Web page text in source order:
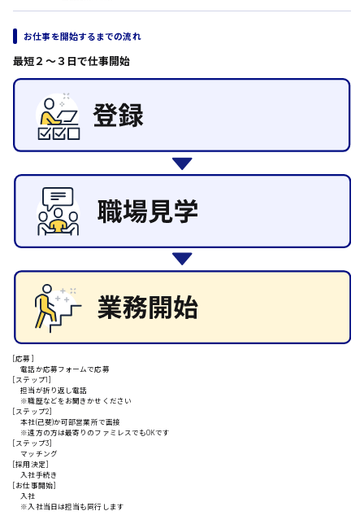
販売
ホール
接客
営業
ラウンダー営業
ルート営業
施設管理・整備
清掃
施工管理
自動車整備士
東広島市
安芸高田市
安芸郡
山口県
日給8000円～
日給10000円以上
お仕事を開始するまでの流れ
最短２〜３日で仕事開始
[応募]
電話か応募フォームで応募
[ステップ1]
担当が折り返し電話
※職歴などをお聞きかせください
[ステップ2]
本社(己斐)か可部営業所で面接
※遠方の方は最寄りのファミレスでもOKです
[ステップ3]
マッチング
[採用決定]
入社手続き
[お仕事開始]
入社
※入社当日は担当も同行します